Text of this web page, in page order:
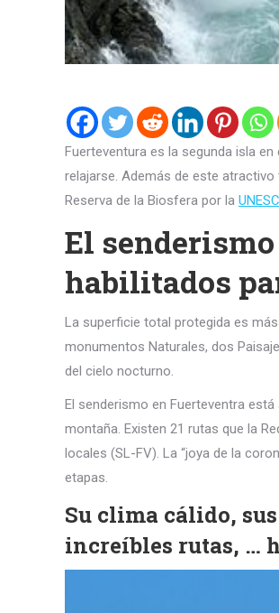
Fuerteventura es la segunda isla
relajarse. Además de este
Reserva de la Biosfera por la
El
habilitados
La superficie total protegida es
monumentos Naturales, dos
del cielo nocturno.
El senderismo en Fuerteventra
montaña. Existen 21 rutas que la
locales (SL-FV). La “joya de la
etapas.
Su clima cálido,
increíbles rutas, …